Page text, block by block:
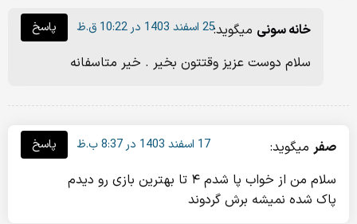
خانه سونی میگوید:
سلام دوست عزیز وقتتون بخیر . خیر متاسفانه
25 اسفند 1403 در 10:22 ق.ظ پاسخ
صفر میگوید:
سلام من از خواب پا شدم ۴ تا بهترین بازی رو دیدم
پاک شده نمیشه برش گردوند
17 اسفند 1403 در 8:37 ب.ظ پاسخ